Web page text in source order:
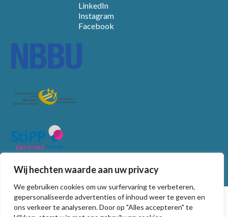
Wij hechten waarde aan uw privacy
We gebruiken cookies om uw surfervaring te verbeteren,
gepersonaliseerde advertenties of inhoud weer te geven en
ons verkeer te analyseren. Door op "Alles accepteren" te
LinkedIn
Instagram
Facebook
© Copyright2026
Algemene voorwaarden